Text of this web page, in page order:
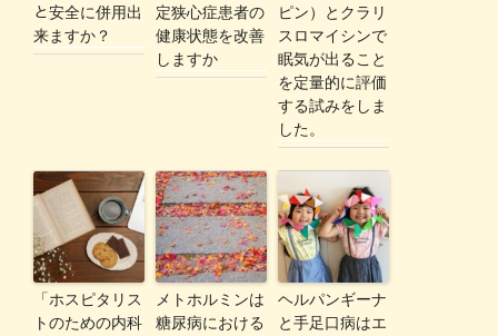
と安全に併用出
来ますか？
定狭心症患者の
健康状態を改善
しますか
ピン）とクラリ
スロマイシンで
眠気が出ること
を定量的に評価
する試みをしま
した。
「ホスピタリス
トのための内科
メトホルミンは
糖尿病における
ヘルパンギーナ
と手足口病はエ